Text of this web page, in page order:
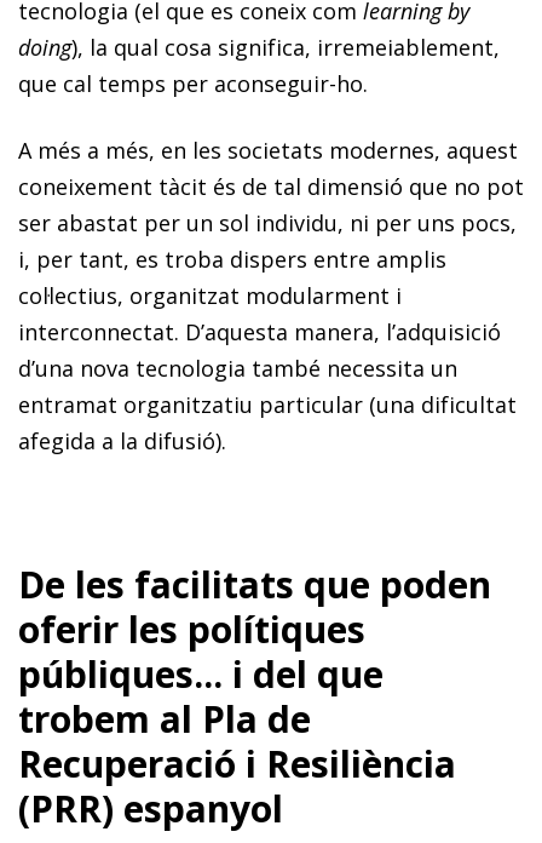
tecnologia (el que es coneix com learning by
doing), la qual cosa significa, irremeiablement,
que cal temps per aconseguir-ho.
A més a més, en les societats modernes, aquest
coneixement tàcit és de tal dimensió que no pot
ser abastat per un sol individu, ni per uns pocs,
i, per tant, es troba dispers entre amplis
col·lectius, organitzat modularment i
interconnectat. D’aquesta manera, l’adquisició
d’una nova tecnologia també necessita un
entramat organitzatiu particular (una dificultat
afegida a la difusió).
De les facilitats que poden
oferir les polítiques
públiques... i del que
trobem al Pla de
Recuperació i Resiliència
(PRR) espanyol